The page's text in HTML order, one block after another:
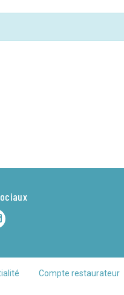
Compte restaurateur